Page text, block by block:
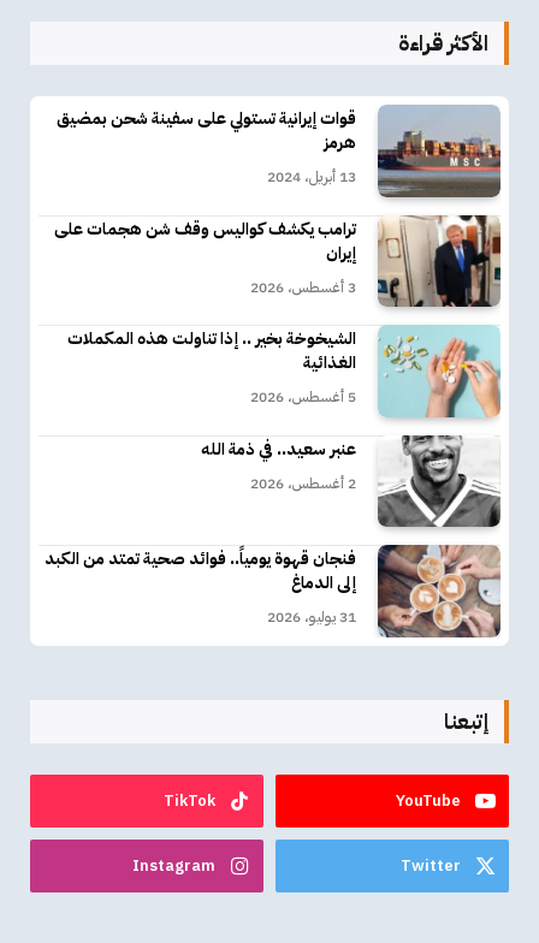
الأكثر قراءة
قوات إيرانية تستولي على سفينة شحن بمضيق
هرمز
13 أبريل، 2024
ترامب يكشف كواليس وقف شن هجمات على
إيران
3 أغسطس، 2026
الشيخوخة بخير .. إذا تناولت هذه المكملات
الغذائية
5 أغسطس، 2026
عنبر سعيد.. في ذمة الله
2 أغسطس، 2026
فنجان قهوة يومياً.. فوائد صحية تمتد من الكبد
إلى الدماغ
31 يوليو، 2026
إتبعنا
YouTube
TikTok
Twitter
Instagram